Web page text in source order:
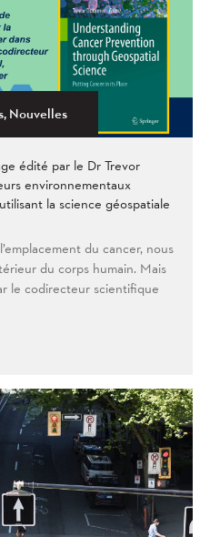
2019
2016
2013
Appliquer
récent
Appliquer
Nouvelles
édité par le Dr Trevor
environnementaux
la science géospatiale
du cancer, nous
du corps humain. Mais
le codirecteur scientifique